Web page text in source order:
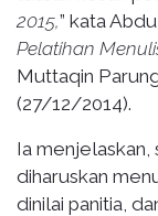
2015,” kata
Pelatihan
Muttaqin
(27/12/2014).
Ia
diharuskan
dinilai panitia,